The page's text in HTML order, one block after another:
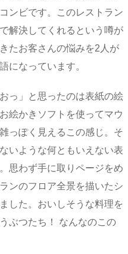
ンビです。このレストラン
解決してくれるという噂が
たお客さんの悩みを2人が
になっています。
っ」と思ったのは表紙の絵
絵かきソフトを使ってマウ
っぽく見えるこの感じ。そ
いような何ともいえない表
思わず手に取りページをめ
ンのフロア全景を描いたシ
した。おいしそうな料理を
ぶつたち！ なんなのこの